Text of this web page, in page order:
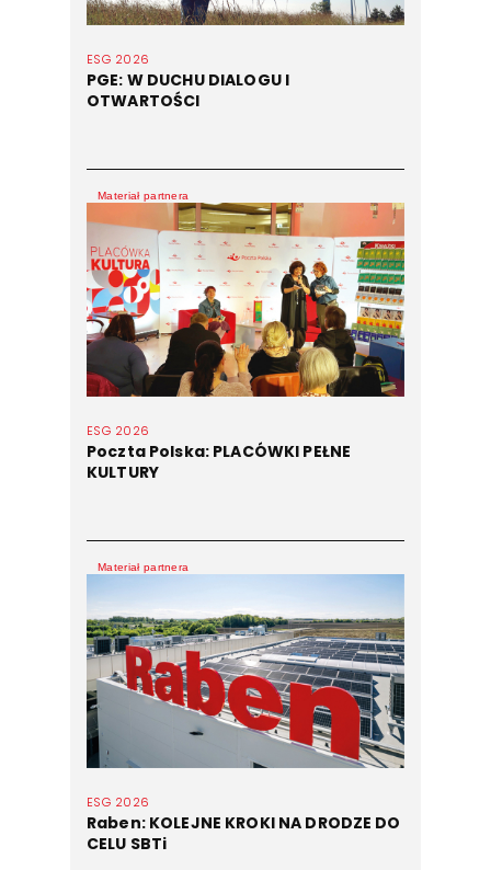
ESG 2026
PGE: W DUCHU DIALOGU I
OTWARTOŚCI
ESG 2026
Poczta Polska: PLACÓWKI PEŁNE
KULTURY
Materiał partnera
ESG 2026
Raben: KOLEJNE KROKI NA DRODZE DO
CELU SBTi
Materiał partnera